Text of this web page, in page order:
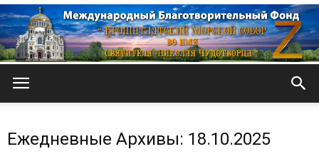
Ежедневные Архивы: 18.10.2025